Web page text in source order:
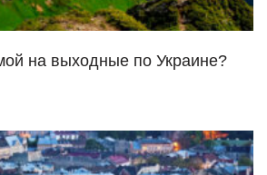
на выходные по Украине?